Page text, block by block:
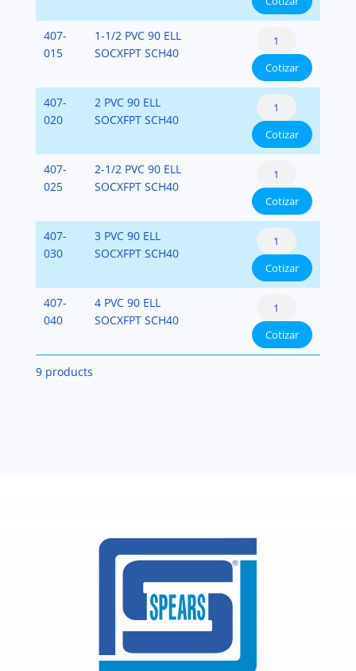
SCH-
40
cantidad
(Socket
x
Fipt)
PVC-
SCH-
40
cantidad
407-
015
1-1/2 PVC 90 ELL
SOCXFPT SCH40
Ells
(Socket
x
Fipt)
PVC-
SCH-
40
cantidad
Cotizar
407-
020
2 PVC 90 ELL
SOCXFPT SCH40
90°
Ells
(Socket
x
Fipt)
PVC-
SCH-
40
cantidad
Cotizar
407-
025
2-1/2 PVC 90 ELL
SOCXFPT SCH40
Ells
(Socket
x
Fipt)
PVC-
SCH-
40
cantidad
Cotizar
407-
030
3 PVC 90 ELL
SOCXFPT SCH40
90°
Ells
(Socket
x
Fipt)
PVC-
SCH-
40
Cotizar
407-
040
4 PVC 90 ELL
SOCXFPT SCH40
Ells
(Socket
x
Cotizar
9 products